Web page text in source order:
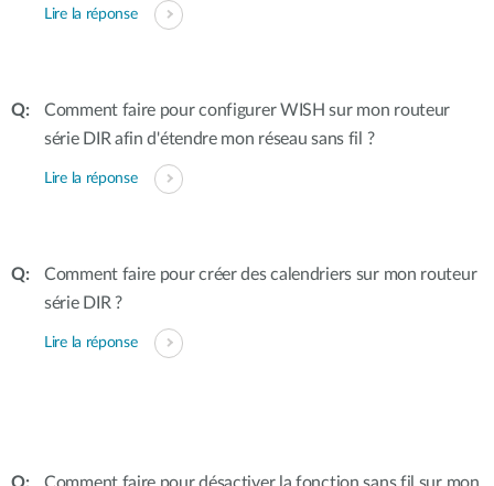
Lire la réponse
Comment faire pour configurer WISH sur mon routeur
série DIR afin d'étendre mon réseau sans fil ?
Lire la réponse
Comment faire pour créer des calendriers sur mon routeur
série DIR ?
Lire la réponse